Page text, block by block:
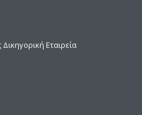
Εταιρεία